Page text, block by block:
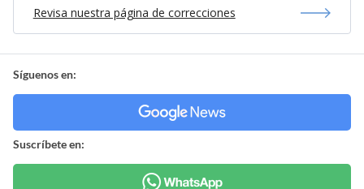
Revisa nuestra página de correcciones
Síguenos en:
Suscríbete en: